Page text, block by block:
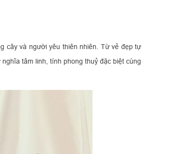
cây và người yêu thiên nhiên. Từ vẻ đẹp tự
tâm linh, tính phong thuỷ đặc biệt cùng